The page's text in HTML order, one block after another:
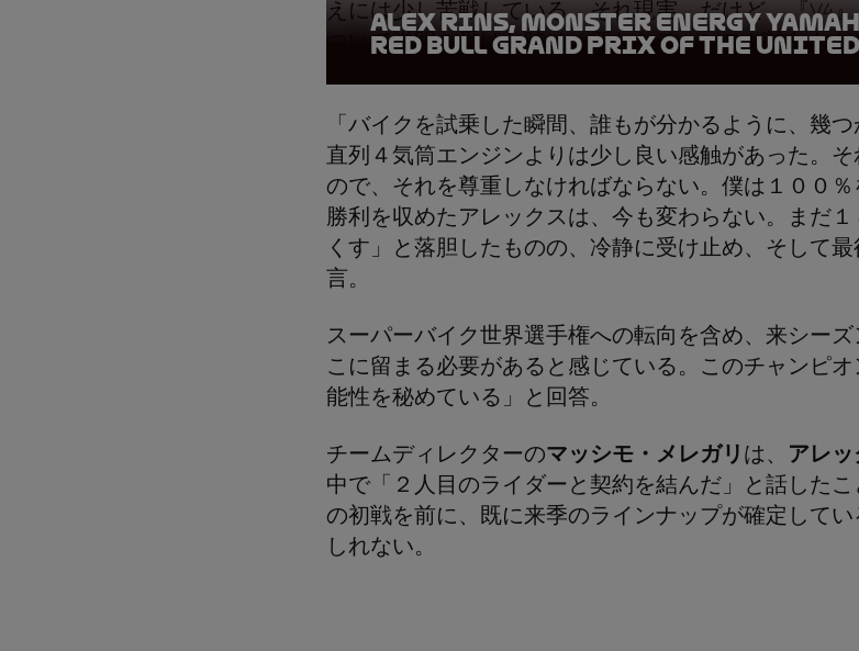
えには少し苦戦している。それ現実。だけど、『V4
ついて説明を受けた時は、新たなチャンスが訪れた
Alex Rins, Monster Energy
Red Bull Grand Prix of the
「バイクを試乗した瞬間、誰もが分かるように、幾
直列４気筒エンジンよりは少し良い感触があった。
ので、それを尊重しなければならない。僕は１００
勝利を収めたアレックスは、今も変わらない。まだ
くす」と落胆したものの、冷静に受け止め、そして
言。
スーパーバイク世界選手権への転向を含め、来シー
こに留まる必要があると感じている。このチャンピオ
能性を秘めている」と回答。
チームディレクターのマッシモ・メレガリ は、 アレ
中で「２人目のライダーと契約を結んだ」と話した
の初戦を前に、既に来季のラインナップが確定して
しれない。